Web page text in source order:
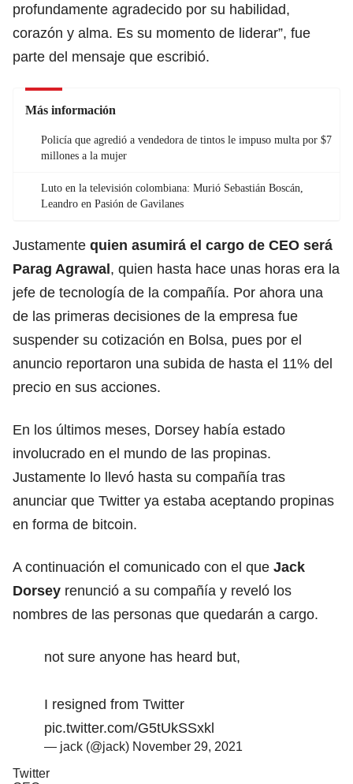
profundamente agradecido por su habilidad,
corazón y alma. Es su momento de liderar”, fue
parte del mensaje que escribió.
Más información
Policía que agredió a vendedora de tintos le impuso multa por $7
millones a la mujer
Luto en la televisión colombiana: Murió Sebastián Boscán,
Leandro en Pasión de Gavilanes
Justamente quien asumirá el cargo de CEO será
Parag Agrawal, quien hasta hace unas horas era la
jefe de tecnología de la compañía. Por ahora una
de las primeras decisiones de la empresa fue
suspender su cotización en Bolsa, pues por el
anuncio reportaron una subida de hasta el 11% del
precio en sus acciones.
En los últimos meses, Dorsey había estado
involucrado en el mundo de las propinas.
Justamente lo llevó hasta su compañía tras
anunciar que Twitter ya estaba aceptando propinas
en forma de bitcoin.
A continuación el comunicado con el que Jack
Dorsey renunció a su compañía y reveló los
nombres de las personas que quedarán a cargo.
not sure anyone has heard but,
I resigned from Twitter
pic.twitter.com/G5tUkSSxkl
— jack (@jack) November 29, 2021
Twitter